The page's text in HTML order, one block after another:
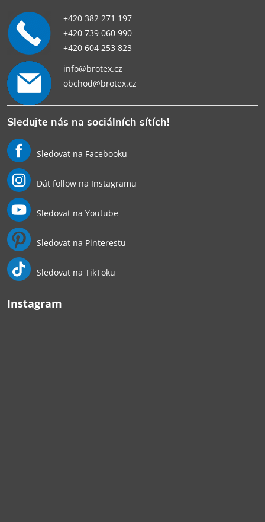
+420 382 271 197
+420 739 060 990
+420 604 253 823
info@brotex.cz
obchod@brotex.cz
Sledujte nás na sociálních sítích!
Sledovat na Facebooku
Dát follow na Instagramu
Sledovat na Youtube
Sledovat na Pinterestu
Sledovat na TikToku
Instagram